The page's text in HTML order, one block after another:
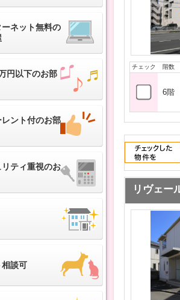
チェック 階数
6階
リヴェー
ーネット無料の
円以下のお部
レント付のお部
ティ重視のお
談可